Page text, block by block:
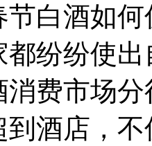
节白酒如
都纷纷使
消费市场
酒店，